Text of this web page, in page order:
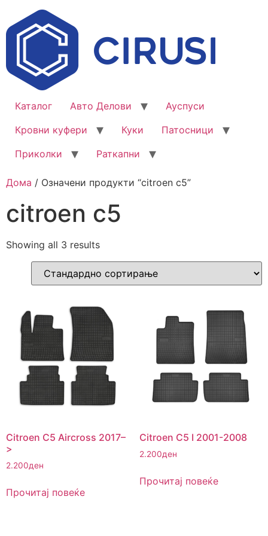
Каталог Авто Делови
Ауспуси
Кровни куфери
Куки
Патосници
Приколки
Раткапни
Дома / Означени продукти “citroen c5”
citroen c5
Showing all 3 results
Citroen C5 Aircross 2017–
>
2.200ден
Прочитај повеќе
Citroen C5 I 2001-2008
2.200ден
Прочитај повеќе